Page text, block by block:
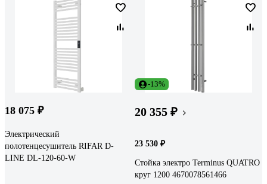
18 075 ₽
Электрический
полотенцесушитель RIFAR D-
LINE DL-120-60-W
-13%
20 355 ₽
23 530 ₽
Стойка электро Terminus QUATRO
круг 1200 4670078561466